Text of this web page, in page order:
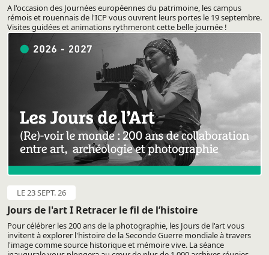
A l'occasion des Journées européennes du patrimoine, les campus
rémois et rouennais de l'ICP vous ouvrent leurs portes le 19 septembre.
Visites guidées et animations rythmeront cette belle journée !
LE 23 SEPT. 26
Jours de l'art I Retracer le fil de l’histoire
Pour célébrer les 200 ans de la photographie, les Jours de l'art vous
invitent à explorer l'histoire de la Seconde Guerre mondiale à travers
l'image comme source historique et mémoire vive. La séance